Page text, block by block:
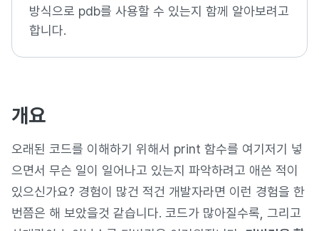
방식으로 pdb를 사용할 수 있는지 함께 알아보려고
합니다.
개요
오래된 코드를 이해하기 위해서 print 함수를 여기저기 넣
으면서 무슨 일이 일어나고 있는지 파악하려고 애쓴 적이
있으신가요? 경험이 많건 적건 개발자라면 이런 경험을 한
번쯤은 해 보았을것 같습니다. 코드가 많아질수록, 그리고